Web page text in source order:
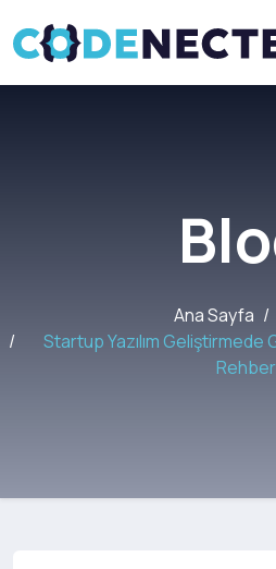
Ana Sayfa
Startup Yazılım Geliştirmede